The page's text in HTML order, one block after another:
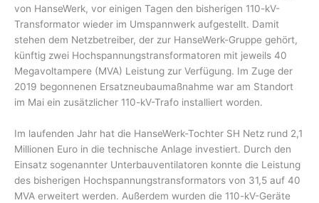
von HanseWerk, vor einigen Tagen den bisherigen 110-kV-
Transformator wieder im Umspannwerk aufgestellt. Damit
stehen dem Netzbetreiber, der zur HanseWerk-Gruppe gehört,
künftig zwei Hochspannungstransformatoren mit jeweils 40
Megavoltampere (MVA) Leistung zur Verfügung. Im Zuge der
2019 begonnenen Ersatzneubaumaßnahme war am Standort
im Mai ein zusätzlicher 110-kV-Trafo installiert worden.
Im laufenden Jahr hat die HanseWerk-Tochter SH Netz rund 2,1
Millionen Euro in die technische Anlage investiert. Durch den
Einsatz sogenannter Unterbauventilatoren konnte die Leistung
des bisherigen Hochspannungstransformators von 31,5 auf 40
MVA erweitert werden. Außerdem wurden die 110-kV-Geräte